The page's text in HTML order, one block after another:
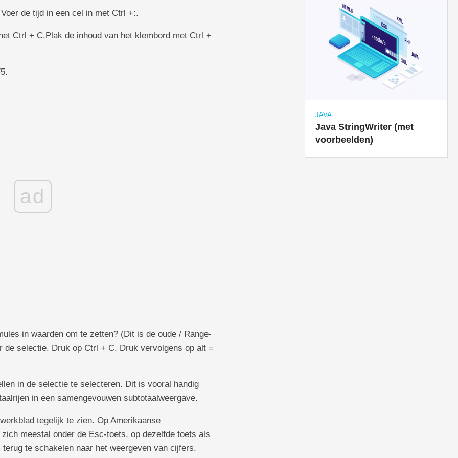
de tijd in een cel in met Ctrl +:.
Ctrl + C.Plak de inhoud van het klembord met Ctrl +
ad
in waarden om te zetten? (Dit is de oude / Range-
de selectie. Druk op Ctrl + C. Druk vervolgens op alt =
in de selectie te selecteren. Dit is vooral handig
in een samengevouwen subtotaalweergave.
tegelijk te zien. Op Amerikaanse
meestal onder de Esc-toets, op dezelfde toets als
te schakelen naar het weergeven van cijfers.
JAVA
Java StringWriter (met
voorbeelden)